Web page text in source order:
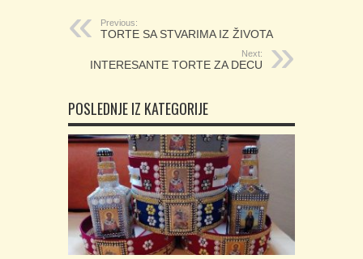
Previous:
TORTE SA STVARIMA IZ ŽIVOTA
Next:
INTERESANTE TORTE ZA DECU
POSLEDNJE IZ KATEGORIJE